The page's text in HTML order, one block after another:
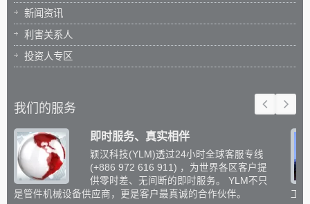
新闻资讯
利害关系人
投资人专区
我们的服务
即时服务、真实相伴
颖汉科技(YLM)透过24小时全球客服专线
(+886 972 616 911) ，为世界各区客户提
供零时差、无间断的即时服务。 YLM不只
是管件机械设备供应商，更是客户最真诚的合作伙伴。
工